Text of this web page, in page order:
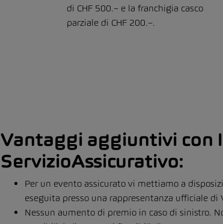
di CHF 500.– e la franchigia casco
parziale di CHF 200.–.
Vantaggi aggiuntivi con
ServizioAssicurativo:
Per un evento assicurato vi mettiamo a
eseguita presso una rappresentanza ufficiale di
Nessun aumento di premio in caso di sinistro.